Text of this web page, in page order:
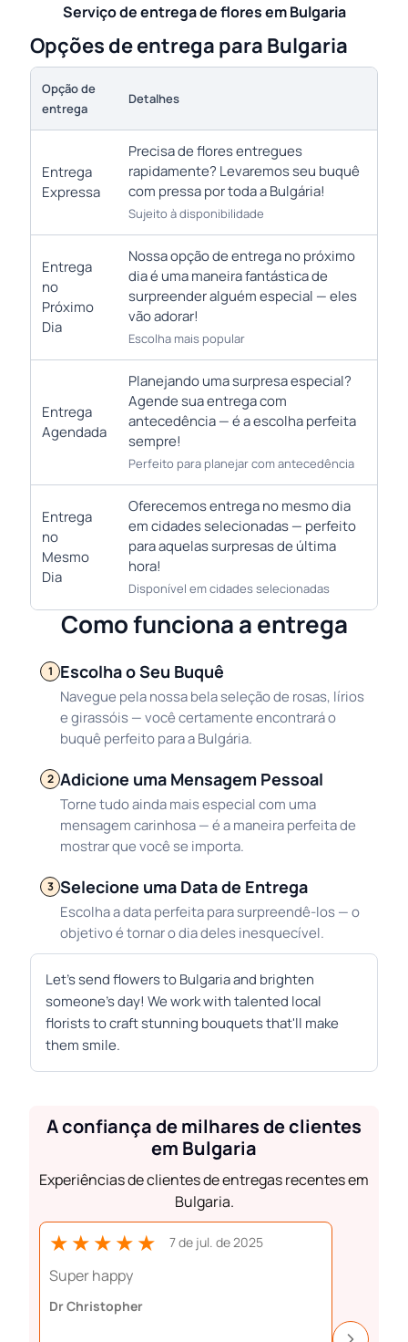
Serviço de entrega de flores em Bulgaria
Opções de entrega para Bulgaria
Opção de
entrega
Detalhes
Entrega
Expressa
Precisa de flores entregues
rapidamente? Levaremos seu buquê
com pressa por toda a Bulgária!
Sujeito à disponibilidade
Entrega
no
Próximo
Dia
Nossa opção de entrega no próximo
dia é uma maneira fantástica de
surpreender alguém especial — eles
vão adorar!
Escolha mais popular
Entrega
Agendada
Planejando uma surpresa especial?
Agende sua entrega com
antecedência — é a escolha perfeita
sempre!
Perfeito para planejar com antecedência
Entrega
no
Mesmo
Dia
Oferecemos entrega no mesmo dia
em cidades selecionadas — perfeito
para aquelas surpresas de última
hora!
Disponível em cidades selecionadas
Como funciona a entrega
1 Escolha o Seu Buquê
Navegue pela nossa bela seleção de rosas, lírios
e girassóis — você certamente encontrará o
buquê perfeito para a Bulgária.
2 Adicione uma Mensagem Pessoal
Torne tudo ainda mais especial com uma
mensagem carinhosa — é a maneira perfeita de
mostrar que você se importa.
3 Selecione uma Data de Entrega
Escolha a data perfeita para surpreendê-los — o
objetivo é tornar o dia deles inesquecível.
Let's send flowers to Bulgaria and brighten
someone's day! We work with talented local
florists to craft stunning bouquets that'll make
them smile.
A confiança de milhares de clientes
em Bulgaria
Experiências de clientes de entregas recentes em
Bulgaria.
★★★★★ 7 de jul. de 2025
Super happy
Dr Christopher